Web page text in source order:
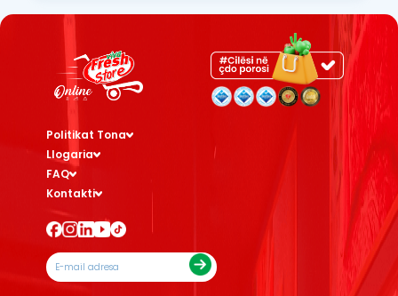
Politikat Tona
Llogaria
FAQ
Kontakti